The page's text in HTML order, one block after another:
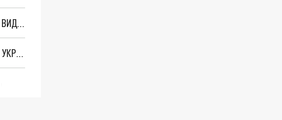
БОЙЦЫ ВСУ ПОДХВАТИЛИ НАЧАТУЮ СОЛДАТАМИ ВС РОССИИ В БОЮ «КАТЮШУ», ПОПАВ НА ВИДЕО
УСПЕШНЫЙ ПРОРЫВ НА КРАСНОАРМЕЙСКОМ НАПРАВЛЕНИИ: ШТУРМОВИКИ УНИЧТОЖИЛИ УКРЕПРАЙОН ВСУ